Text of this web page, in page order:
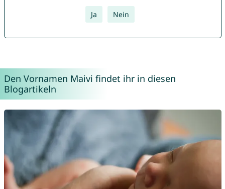
Ja Nein
Den Vornamen Maivi findet ihr in diesen
Blogartikeln